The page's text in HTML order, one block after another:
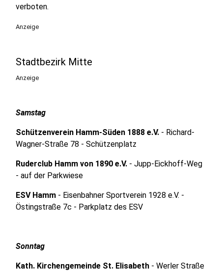
verboten.
Anzeige
Stadtbezirk Mitte
Anzeige
Samstag
Schützenverein Hamm-Süden 1888 e.V. - Richard-
Wagner-Straße 78 - Schützenplatz
Ruderclub Hamm von 1890 e.V. - Jupp-Eickhoff-Weg
- auf der Parkwiese
ESV Hamm - Eisenbahner Sportverein 1928 e.V. -
Östingstraße 7c - Parkplatz des ESV
Sonntag
Kath. Kirchengemeinde St. Elisabeth - Werler Straße